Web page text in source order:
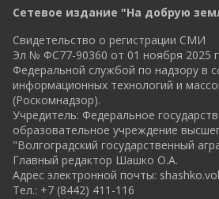
Сетевое издание "На добрую
Свидетельство о регистрации СМИ
Эл № ФС77-90360 от 01 ноября 2025
Федеральной службой по надзору в
информационных технологий и
(Роскомнадзор).
Учредитель: Федеральное
образовательное учреждение
"Волгоградский государственный
Главный редактор Шашко О.А.
Адрес электронной почты:
Тел.: +7 (8442) 411-116